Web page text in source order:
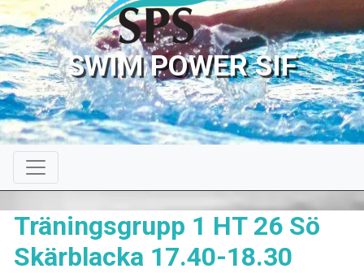
SWIM POWER SIF
Träningsgrupp 1 HT 26 Sö
Skärblacka 17.40-18.30